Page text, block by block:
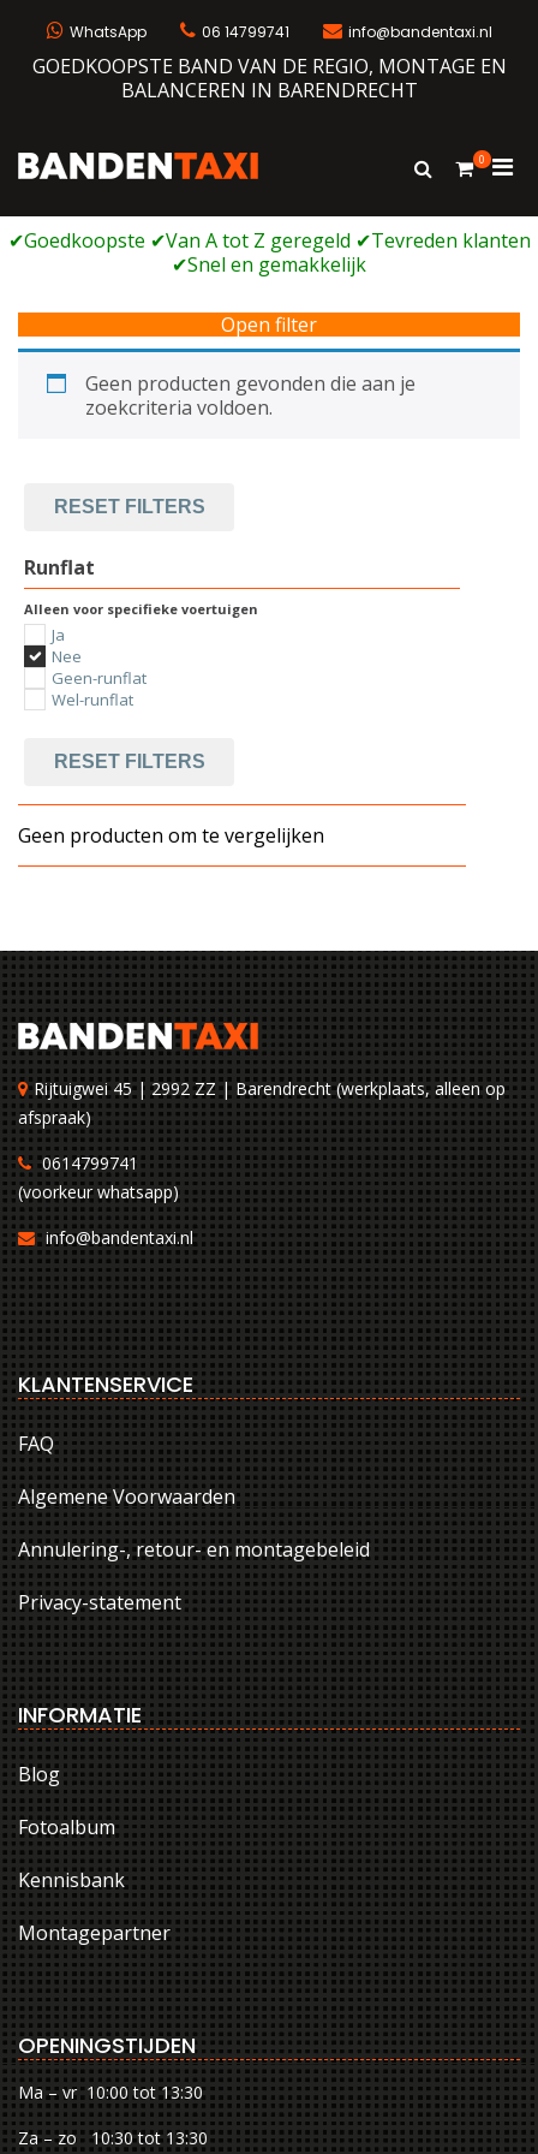
WhatsApp 06 14799741 info@bandentaxi.nl
GOEDKOOPSTE BAND VAN DE REGIO, MONTAGE EN
BALANCEREN IN BARENDRECHT
Bandengarage met eigen webshop
Toon
0
voor
Open filter
Geen producten gevonden die aan je
zoekcriteria voldoen.
RESET FILTERS
Runflat
Alleen voor specifieke voertuigen
Ja
Nee
Geen-runflat
Wel-runflat
RESET FILTERS
Geen producten om te vergelijken
Rijtuigwei 45 | 2992 ZZ | Barendrecht (werkplaats, alleen op
afspraak)
0614799741
(voorkeur whatsapp)
info@bandentaxi.nl
KLANTENSERVICE
FAQ
Algemene Voorwaarden
Annulering-, retour- en montagebeleid
Privacy-statement
INFORMATIE
Blog
Fotoalbum
Kennisbank
Montagepartner
OPENINGSTIJDEN
Ma – vr 10:00 tot 13:30
Za – zo 10:30 tot 13:30